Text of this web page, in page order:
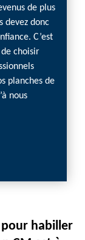
de plus
devez donc
C’est
choisir
planches de
nous
habiller